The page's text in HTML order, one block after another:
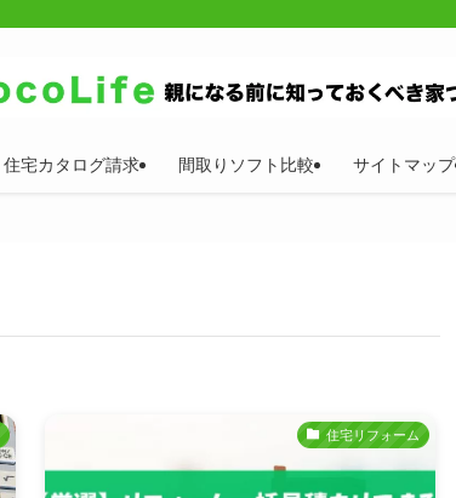
住宅カタログ請求 間取りソフト比較 サイトマップ
住宅リフォーム